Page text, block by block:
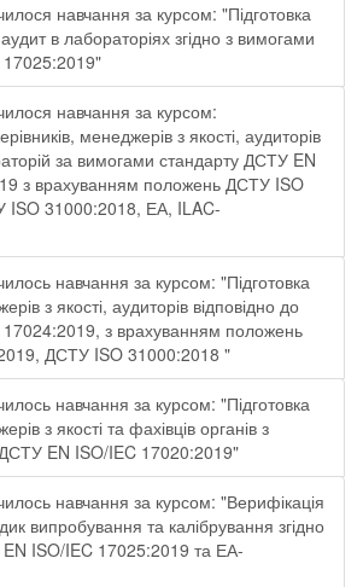
навчання за курсом: "Підготовка
в лабораторіях згідно з вимогами
навчання за курсом:
менеджерів з якості, аудиторів
за вимогами стандарту ДСТУ EN
з врахуванням положень ДСТУ ISO
ISO 31000:2018, ЕА, ILAC-
навчання за курсом: "Підготовка
з якості, аудиторів відповідно до
з врахуванням положень
ДСТУ ISO 31000:2018 "
навчання за курсом: "Підготовка
з якості та фахівців органів з
ДСТУ EN ISO/IEC 17020:2019"
навчання за курсом: "Верифікація
випробування та калібрування згідно
ISO/IEC 17025:2019 та ЕА-